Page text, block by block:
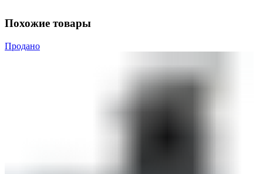
Похожие товары
Продано